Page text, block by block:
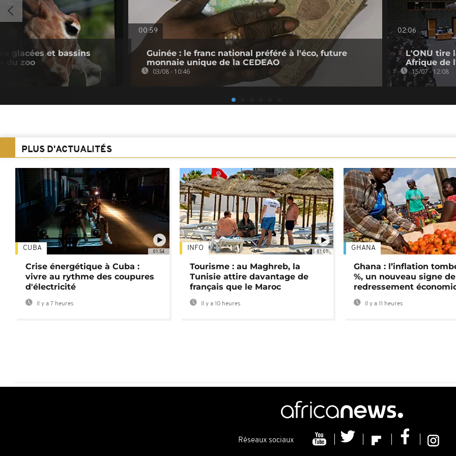
glacées et bassins
du zoo
00:59
Guinée : le franc national préféré à l'éco, future
monnaie unique de la CEDEAO
03/08 - 10:46
02:06
L'ONU tire
Afrique de
15/07 - 12:08
PLUS D'ACTUALITÉS
01:54
CUBA
Crise énergétique à Cuba :
vivre au rythme des coupures
d'électricité
Il y a 7 heures
01:01
INFO
Tourisme : au Maghreb, la
Tunisie attire davantage de
français que le Maroc
Il y a 10 heures
GHANA
Ghana : l’inflation
%, un nouveau signe de
redressement
Il y a 11 heures
Réseaux sociaux